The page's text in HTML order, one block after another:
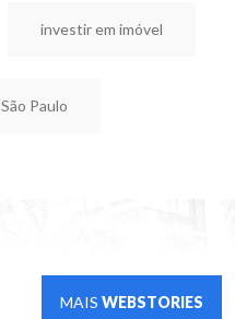
investir em imóvel
São Paulo
MAIS WEBSTORIES